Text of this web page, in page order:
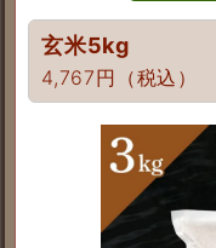
玄米5kg
4,767円（税込）